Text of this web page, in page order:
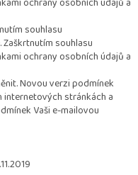
souhlasu
souhlasu
ochrany osobních údajů a
Novou verzi podmínek
internetových stránkách a
Vaši e-mailovou